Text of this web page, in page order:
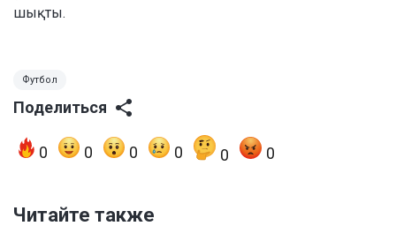
шықты.
Футбол
Поделиться
0 0 0 0 0 0
Читайте также